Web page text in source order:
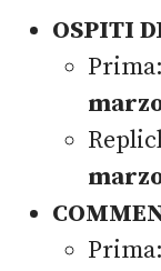
OSPITI
Prima:
Prima: